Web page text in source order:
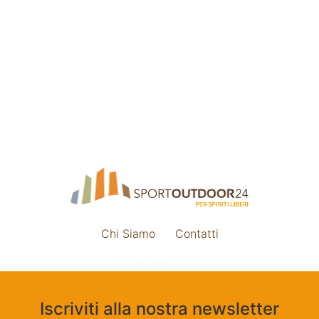
Chi Siamo Contatti
Iscriviti alla nostra newsletter